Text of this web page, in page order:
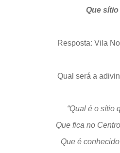
Que sítio
Resposta: Vila
Qual será a
“Qual é o sítio
Que fica no
Que é